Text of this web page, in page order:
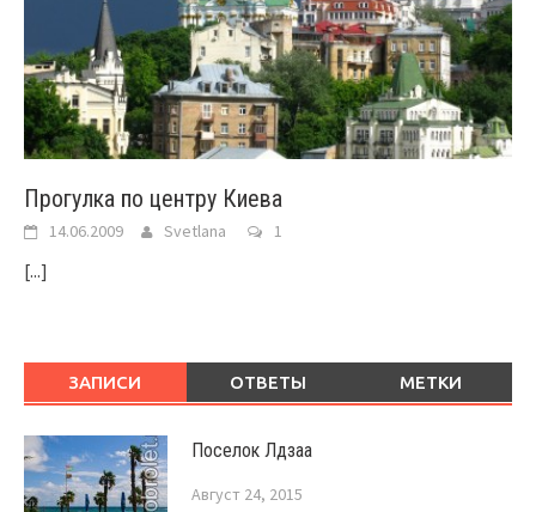
Прогулка по центру Киева
14.06.2009 Svetlana 1
[...]
ЗАПИСИ ОТВЕТЫ МЕТКИ
Поселок Лдзаа
Август 24, 2015